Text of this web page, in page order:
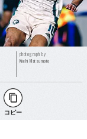
photograph by
Kiichi Matsumoto
コピー